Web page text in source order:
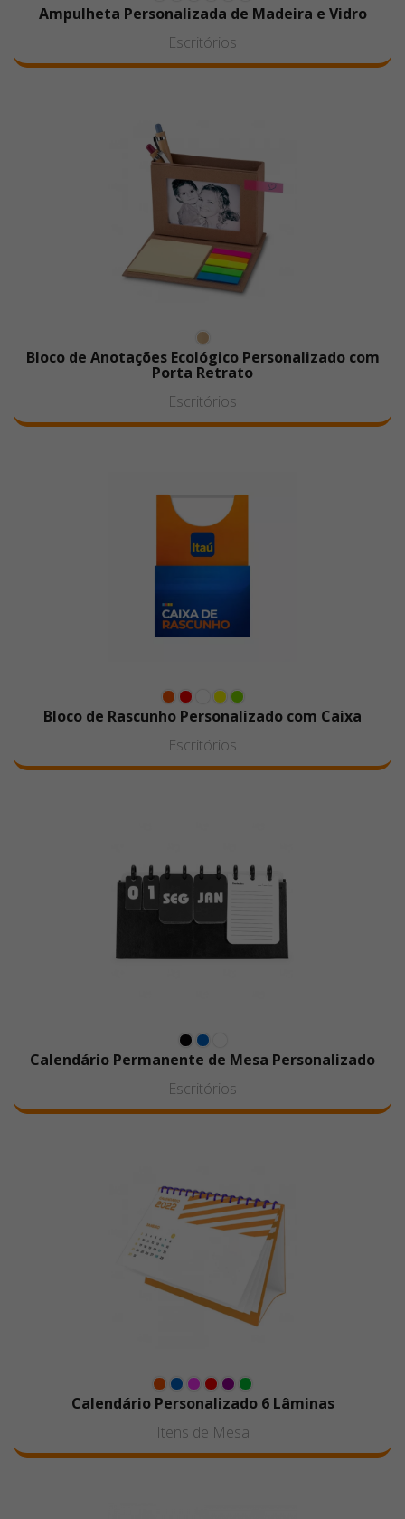
Ampulheta Personalizada de Madeira e Vidro
Escritórios
Bloco de Anotações Ecológico Personalizado com
Porta Retrato
Escritórios
Bloco de Rascunho Personalizado com Caixa
Escritórios
Calendário Permanente de Mesa Personalizado
Escritórios
Calendário Personalizado 6 Lâminas
Itens de Mesa